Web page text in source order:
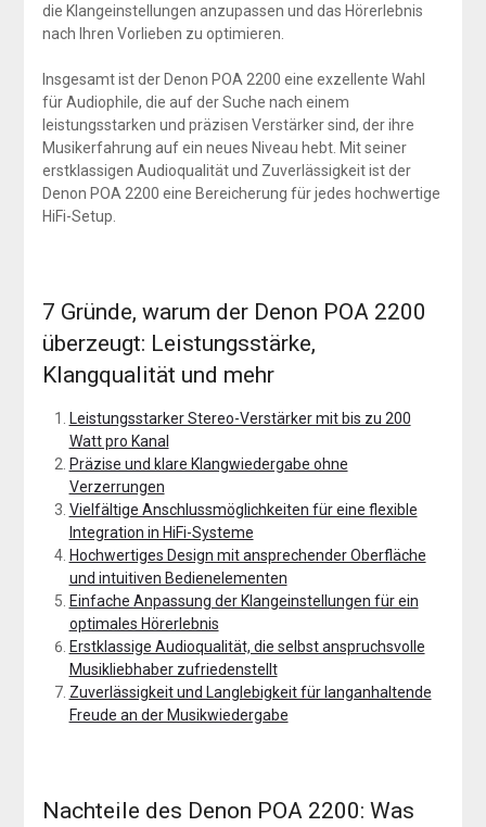
die Klangeinstellungen anzupassen und das Hörerlebnis
nach Ihren Vorlieben zu optimieren.
Insgesamt ist der Denon POA 2200 eine exzellente Wahl
für Audiophile, die auf der Suche nach einem
leistungsstarken und präzisen Verstärker sind, der ihre
Musikerfahrung auf ein neues Niveau hebt. Mit seiner
erstklassigen Audioqualität und Zuverlässigkeit ist der
Denon POA 2200 eine Bereicherung für jedes hochwertige
HiFi-Setup.
7 Gründe, warum der Denon POA 2200
überzeugt: Leistungsstärke,
Klangqualität und mehr
Leistungsstarker Stereo-Verstärker mit bis zu 200
Watt pro Kanal
Präzise und klare Klangwiedergabe ohne
Verzerrungen
Vielfältige Anschlussmöglichkeiten für eine flexible
Integration in HiFi-Systeme
Hochwertiges Design mit ansprechender Oberfläche
und intuitiven Bedienelementen
Einfache Anpassung der Klangeinstellungen für ein
optimales Hörerlebnis
Erstklassige Audioqualität, die selbst anspruchsvolle
Musikliebhaber zufriedenstellt
Zuverlässigkeit und Langlebigkeit für langanhaltende
Freude an der Musikwiedergabe
Nachteile des Denon POA 2200: Was